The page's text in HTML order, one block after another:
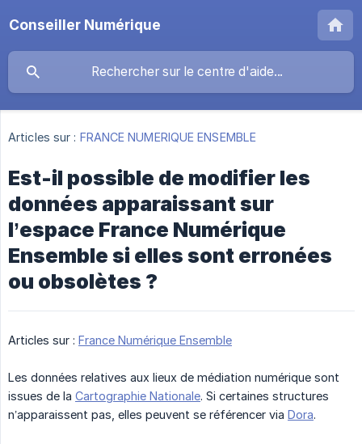
Conseiller Numérique
Articles sur : FRANCE NUMERIQUE ENSEMBLE
Est-il possible de modifier les
données apparaissant sur
l’espace France Numérique
Ensemble si elles sont erronées
ou obsolètes ?
Articles sur : France Numérique Ensemble
Les données relatives aux lieux de médiation numérique sont
issues de la Cartographie Nationale. Si certaines structures
n’apparaissent pas, elles peuvent se référencer via Dora.